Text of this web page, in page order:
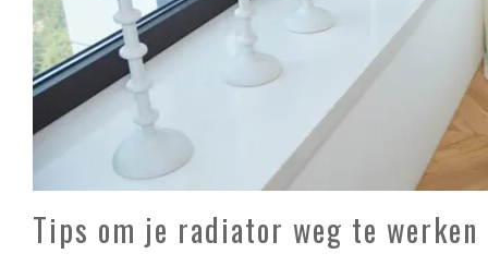
Tips om je radiator weg te werken